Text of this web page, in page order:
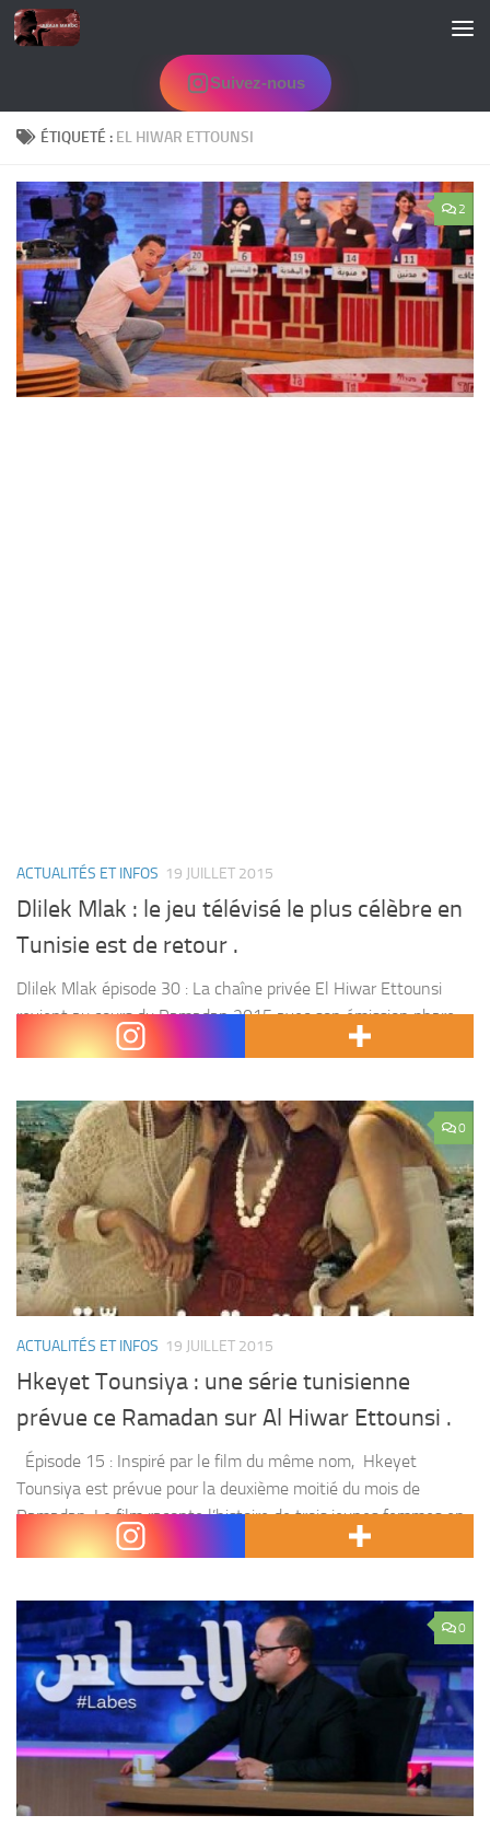
Skip to content
Suivez-nous
ÉTIQUETÉ : EL HIWAR ETTOUNSI
2
ACTUALITÉS ET INFOS 19 JUILLET 2015
Dlilek Mlak : le jeu télévisé le plus célèbre en
Tunisie est de retour .
Dlilek Mlak épisode 30 : La chaîne privée El Hiwar Ettounsi
revient au cours du Ramadan 2015 avec son émission phare «
Dlilek Mlak » présentée par Sami El Fehri et qui promet aux...
0
ACTUALITÉS ET INFOS 19 JUILLET 2015
Hkeyet Tounsiya : une série tunisienne
prévue ce Ramadan sur Al Hiwar Ettounsi .
Épisode 15 : Inspiré par le film du même nom, Hkeyet
Tounsiya est prévue pour la deuxième moitié du mois de
Ramadan. Le film raconte l’histoire de trois jeunes femmes en
quête d’amour, mais...
0